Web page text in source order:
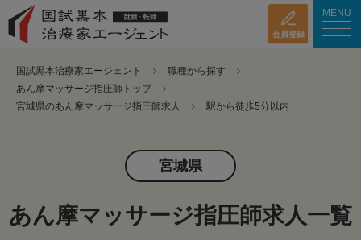
会員登録
MENU
国試黒本治療家エージェント
職種から探す
あん摩マッサージ指圧師トップ
宮城県のあん摩マッサージ指圧師求人
駅から徒歩5分以内
宮城県
あん摩マッサージ指圧師求人一覧